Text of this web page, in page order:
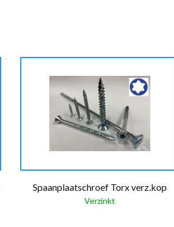
Spaanplaatschroef Torx verz.kop
Verzinkt